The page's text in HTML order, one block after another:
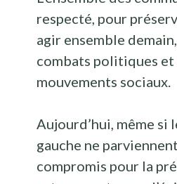
respecté, pour
agir ensemble
combats politiques et
mouvements sociaux.
Aujourd’hui, même si
gauche ne
compromis pour la